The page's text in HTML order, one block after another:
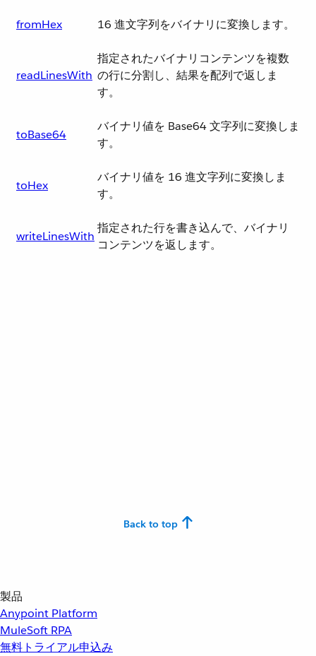
fromHex 16 進文字列をバイナリに変換します。
readLinesWith
指定されたバイナリコンテンツを複数
の行に分割し、結果を配列で返しま
す。
toBase64
バイナリ値を Base64 文字列に変換しま
す。
toHex
バイナリ値を 16 進文字列に変換しま
す。
writeLinesWith
指定された行を書き込んで、バイナリ
コンテンツを返します。
Back to top
製品
Anypoint Platform
MuleSoft RPA
無料トライアル申込み